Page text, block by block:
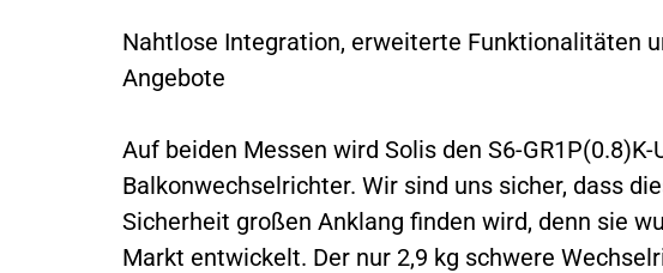
Nahtlose Integration, erweiterte Funktionalitäten
Angebote
Auf beiden Messen wird Solis den S6-
Balkonwechselrichter. Wir sind uns sicher, dass
Sicherheit großen Anklang finden wird, denn sie
Markt entwickelt. Der nur 2,9 kg schwere